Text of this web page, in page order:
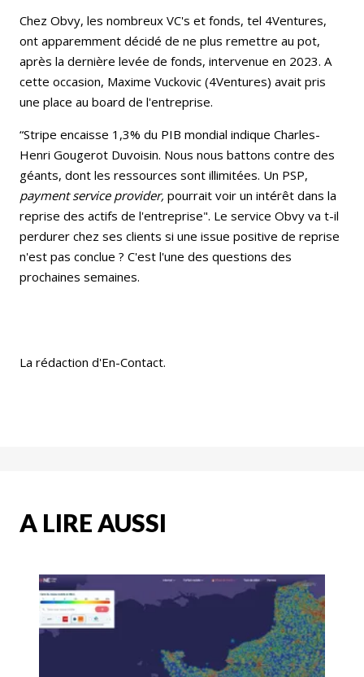
Chez Obvy, les nombreux VC's et fonds, tel 4Ventures,
ont apparemment décidé de ne plus remettre au pot,
après la dernière levée de fonds, intervenue en 2023. A
cette occasion, Maxime Vuckovic (4Ventures) avait pris
une place au board de l'entreprise.
“Stripe encaisse 1,3% du PIB mondial indique Charles-
Henri Gougerot Duvoisin. Nous nous battons contre des
géants, dont les ressources sont illimitées. Un PSP,
payment service provider, pourrait voir un intérêt dans la
reprise des actifs de l'entreprise". Le service Obvy va t-il
perdurer chez ses clients si une issue positive de reprise
n'est pas conclue ? C'est l'une des questions des
prochaines semaines.
La rédaction d'En-Contact.
A LIRE AUSSI